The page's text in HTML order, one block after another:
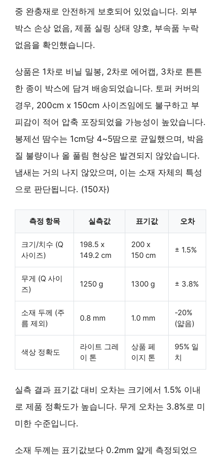
중 완충재로 안전하게 보호되어 있었습니다. 외부
박스 손상 없음, 제품 실링 상태 양호, 부속품 누락
없음을 확인했습니다.
상품은 1차로 비닐 밀봉, 2차로 에어캡, 3차로 튼튼
한 종이 박스에 담겨 배송되었습니다. 토퍼 커버의
경우, 200cm x 150cm 사이즈임에도 불구하고 부
피감이 적어 압축 포장되었을 가능성이 높았습니다.
봉제선 땀수는 1cm당 4~5땀으로 균일했으며, 박음
질 불량이나 올 풀림 현상은 발견되지 않았습니다.
냄새는 거의 나지 않았으며, 이는 소재 자체의 특성
으로 판단됩니다. (150자)
측정 항목 실측값 표기값 오차
크기/치수 (Q
사이즈)
198.5 x
149.2 cm
200 x
150 cm
± 1.5%
무게 (Q 사이
즈)
1250 g 1300 g ± 3.8%
소재 두께 (주
름 제외)
0.8 mm 1.0 mm
-20%
(얇음)
색상 정확도
라이트 그레
이 톤
상품 페
이지 톤
95% 일
치
실측 결과 표기값 대비 오차는 크기에서 1.5% 이내
로 제품 정확도가 높습니다. 무게 오차는 3.8%로 미
미한 수준입니다.
소재 두께는 표기값보다 0.2mm 얇게 측정되었으